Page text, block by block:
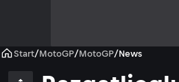
Start/MotoGP/MotoGP/News